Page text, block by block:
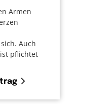
Armen
Auch
pflichtet